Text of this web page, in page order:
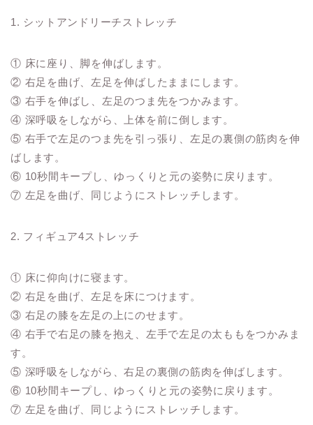
1. シットアンドリーチストレッチ
① 床に座り、脚を伸ばします。
② 右足を曲げ、左足を伸ばしたままにします。
③ 右手を伸ばし、左足のつま先をつかみます。
④ 深呼吸をしながら、上体を前に倒します。
⑤ 右手で左足のつま先を引っ張り、左足の裏側の筋肉を伸
ばします。
⑥ 10秒間キープし、ゆっくりと元の姿勢に戻ります。
⑦ 左足を曲げ、同じようにストレッチします。
2. フィギュア4ストレッチ
① 床に仰向けに寝ます。
② 右足を曲げ、左足を床につけます。
③ 右足の膝を左足の上にのせます。
④ 右手で右足の膝を抱え、左手で左足の太ももをつかみま
す。
⑤ 深呼吸をしながら、右足の裏側の筋肉を伸ばします。
⑥ 10秒間キープし、ゆっくりと元の姿勢に戻ります。
⑦ 左足を曲げ、同じようにストレッチします。